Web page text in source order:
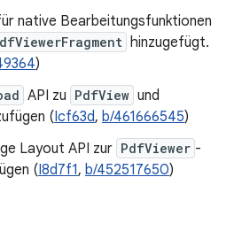
native Bearbeitungsfunktionen
hinzugefügt.
)
API zu PdfView und
(Icf63d, b/461666545)
Layout API zur PdfViewer -
(I8d7f1, b/452517650)